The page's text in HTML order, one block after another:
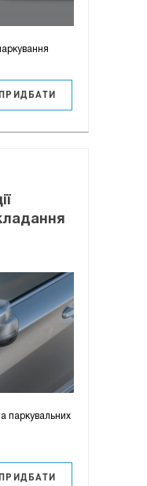
ПРИДБАТИ
паркувальних
ПРИДБАТИ